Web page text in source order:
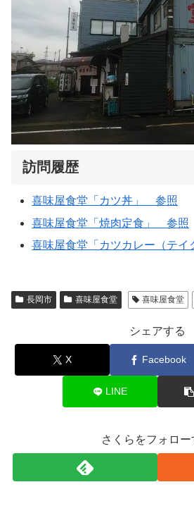
訪問履歴
喜味屋食堂「カツ丼」 参照
喜味屋食堂「焼肉定食」 参照
喜味屋食堂「カツカレー（テ
長岡市 喜味屋食堂 喜味屋食堂
シェアする
X Facebook
LINE
さくらをフォロー